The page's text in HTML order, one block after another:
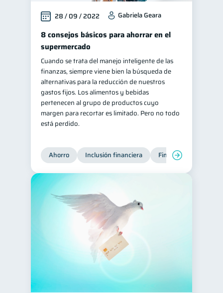
28 / 09 / 2022 Gabriela Geara
8 consejos básicos para ahorrar en el
supermercado
Cuando se trata del manejo inteligente de las
finanzas, siempre viene bien la búsqueda de
alternativas para la reducción de nuestros
gastos fijos. Los alimentos y bebidas
pertenecen al grupo de productos cuyo
margen para recortar es limitado. Pero no todo
está perdido.
Ahorro Inclusión financiera Finanzas para jóvenes